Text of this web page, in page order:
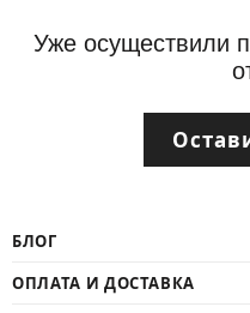
Уже осуществили
БЛОГ
ОПЛАТА И ДОСТАВКА